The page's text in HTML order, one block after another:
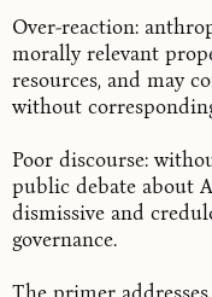
Over-reaction:
morally relevant
resources, and may
without
Poor discourse:
public debate about
dismissive and
governance.